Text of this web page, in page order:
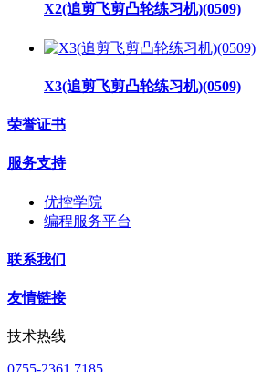
X2(追剪飞剪凸轮练习机)(0509)
X3(追剪飞剪凸轮练习机)(0509)
荣誉证书
服务支持
优控学院
编程服务平台
联系我们
友情链接
技术热线